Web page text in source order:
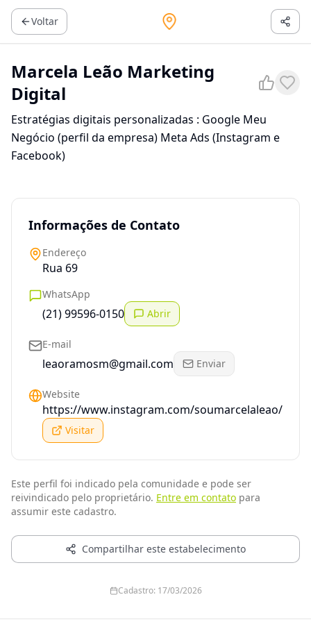
Voltar
Marcela Leão Marketing
Digital
Estratégias digitais personalizadas : Google Meu
Negócio (perfil da empresa) Meta Ads (Instagram e
Facebook)
Informações de Contato
Endereço
Rua 69
WhatsApp
(21) 99596-0150 Abrir
E-mail
leaoramosm@gmail.com Enviar
Website
https://www.instagram.com/soumarcelaleao/
Visitar
Este perfil foi indicado pela comunidade e pode ser
reivindicado pelo proprietário. Entre em contato para
assumir este cadastro.
Compartilhar este estabelecimento
Cadastro: 17/03/2026